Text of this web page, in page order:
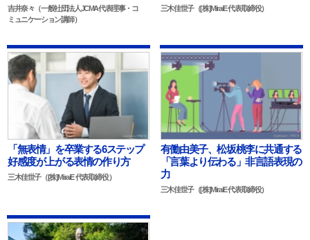
吉井奈々（一般社団法人JCMA代表理事・コ
ミュニケーション講師）
三木佳世子（[株]MiraiE 代表取締役）
「無表情」を卒業する6ステップ
好感度が上がる表情の作り方
三木佳世子（[株]MiraiE 代表取締役）
有働由美子、松坂桃李に共通する
「言葉より伝わる」非言語表現の
力
三木佳世子（[株]MiraiE 代表取締役）